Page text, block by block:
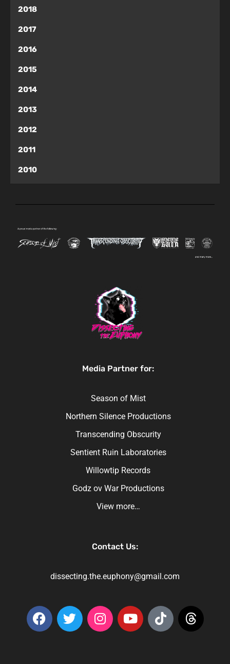
2018
2017
2016
2015
2014
2013
2012
2011
2010
Media Partner for:
Season of Mist
Northern Silence Productions
Transcending Obscurity
Sentient Ruin Laboratories
Willowtip Records
Godz ov War Productions
View more…
Contact Us:
dissecting.the.euphony@gmail.com